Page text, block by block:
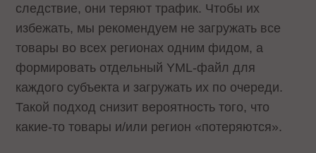
следствие, они теряют трафик. Чтобы их
избежать, мы рекомендуем не загружать все
товары во всех регионах одним фидом, а
формировать отдельный YML-файл для
каждого субъекта и загружать их по очереди.
Такой подход снизит вероятность того, что
какие-то товары и/или регион «потеряются».